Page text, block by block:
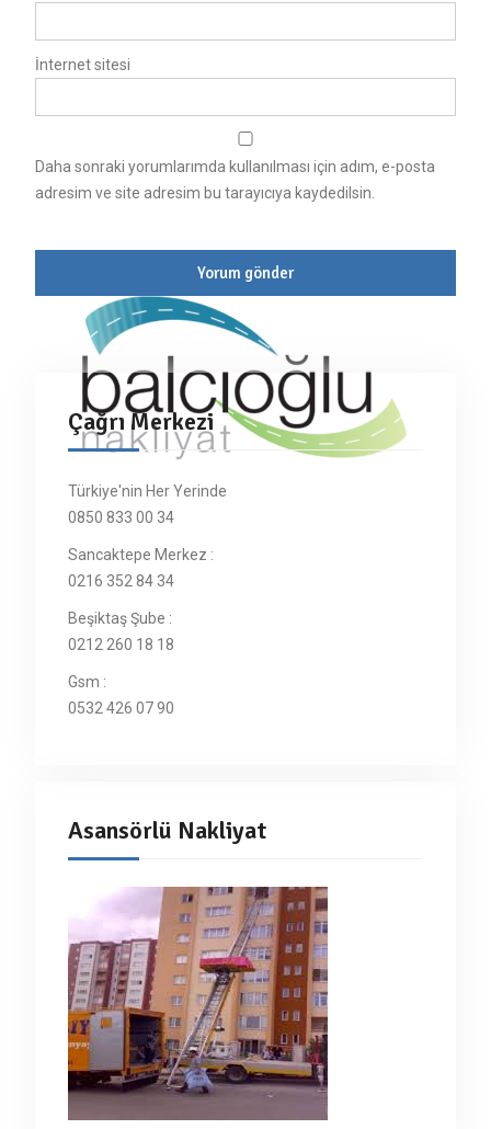
İnternet sitesi
Daha sonraki yorumlarımda kullanılması için adım, e-posta
adresim ve site adresim bu tarayıcıya kaydedilsin.
Çağrı Merkezi
Türkiye'nin Her Yerinde
0850 833 00 34
Sancaktepe Merkez :
0216 352 84 34
Beşiktaş Şube :
0212 260 18 18
Gsm :
0532 426 07 90
Asansörlü Nakliyat